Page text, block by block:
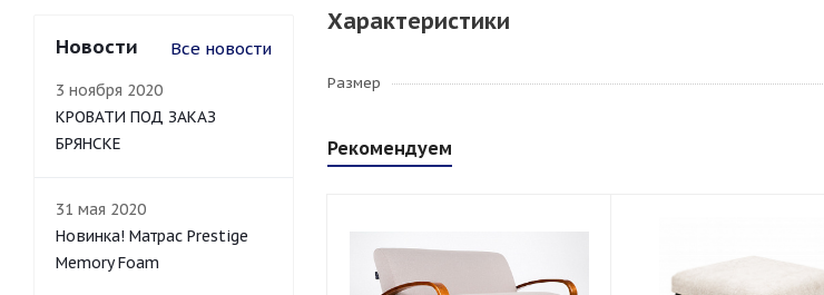
Характеристики
Размер
Рекомендуем
Новости Все новости
3 ноября 2020
КРОВАТИ ПОД ЗАКАЗ
БРЯНСКЕ
31 мая 2020
Новинка! Матрас Prestige
Memory Foam